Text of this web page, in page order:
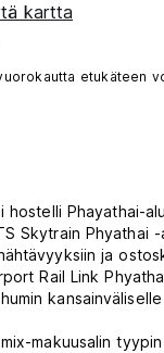
kartta
etukäteen
hostelli Phayathai-
Skytrain Phyathai
ja
Rail Link
makuusalin